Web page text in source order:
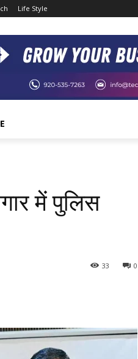
Life Style
में पुलिस
0
33